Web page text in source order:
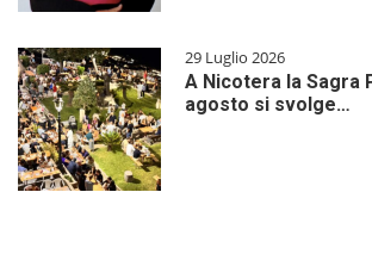
29 Luglio 2026
A Nicotera la Sagra
agosto si svolge…